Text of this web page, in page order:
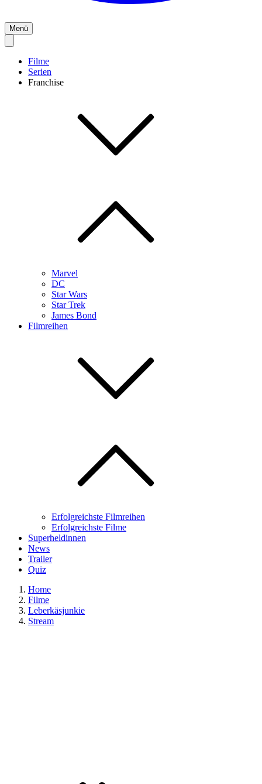
Menü
Filme
Serien
Franchise
Marvel
DC
Star Wars
Star Trek
James Bond
Filmreihen
Erfolgreichste Filmreihen
Erfolgreichste Filme
Superheldinnen
News
Trailer
Quiz
Home
Filme
Leberkäsjunkie
Stream